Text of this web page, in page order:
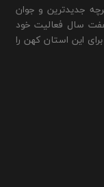
جدیدترین و جوان
سال فعالیت خود
این استان کهن را